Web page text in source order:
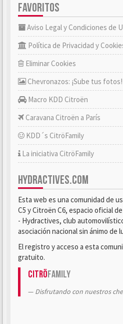
FAVORITOS
Aviso Legal y Condiciones de
Política de Privacidad y
Eliminar Cookies
Chevronazos: ¡Sube tus fotos!
Macro KDD Citroën
Caravana Citroën a París
KDD´s CitröFamily
La iniciativa CitröFamily
HYDRACTIVES.COM
Esta web es una comunidad de
C5 y Citroën C6, espacio oficial
- Hydractives, club
asociación nacional sin ánimo de
El registro y acceso a esta
gratuito.
CitröFamily
Disfrutando con nuestros